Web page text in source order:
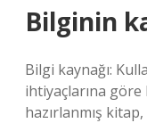
Bilginin
Bilgi kaynağı:
ihtiyaçlarına göre
hazırlanmış